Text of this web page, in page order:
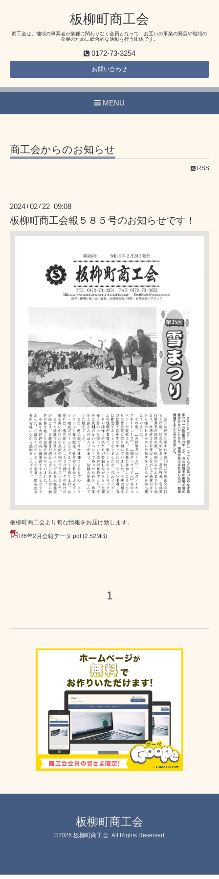
板柳町商工会
商工会は、地域の事業者が業種に関わりなく会員となって、お互いの事業の発展や地域の
発展のために総合的な活動を行う団体です。
0172-73-3254
お問い合わせ
MENU
商工会からのお知らせ
RSS
2024 /02 / 22 09:08
板柳町商工会報５８５号のお知らせです！
板柳町商工会より旬な情報をお届け致します。
R6年2月会報データ.pdf (2.52MB)
1
板柳町商工会
©2026 板柳町商工会. All Rights Reserved.